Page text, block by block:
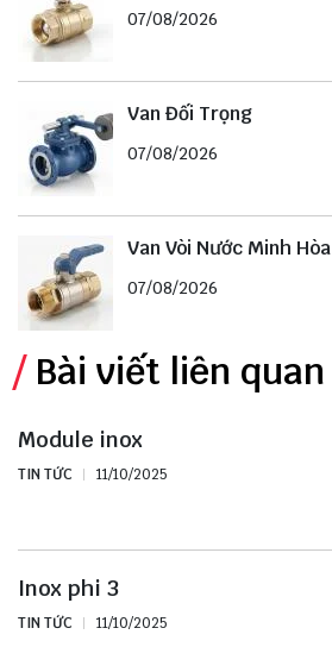
07/08/2026
Van Đối Trọng
07/08/2026
Van Vòi Nước Minh Hòa
07/08/2026
Bài viết liên quan
Module inox
TIN TỨC 11/10/2025
Inox phi 3
TIN TỨC 11/10/2025